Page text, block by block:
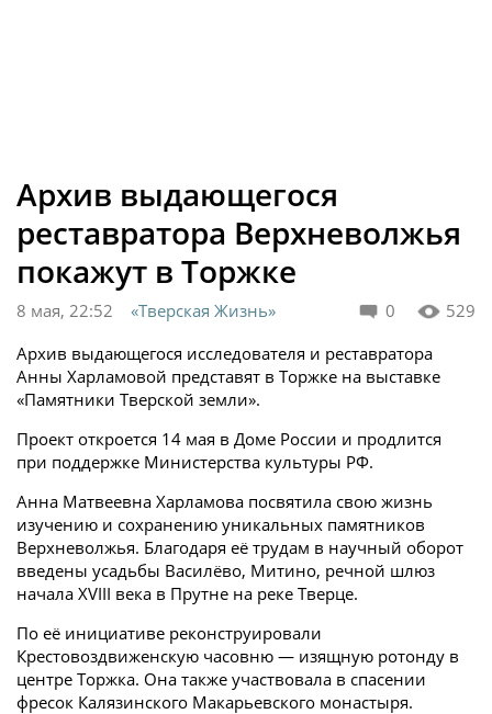
Архив выдающегося
реставратора Верхневолжья
покажут в Торжке
0 529
8 мая, 22:52
«Тверская Жизнь»
Архив выдающегося исследователя и реставратора
Анны Харламовой представят в Торжке на выставке
«Памятники Тверской земли».
Проект откроется 14 мая в Доме России и продлится
при поддержке Министерства культуры РФ.
Анна Матвеевна Харламова посвятила свою жизнь
изучению и сохранению уникальных памятников
Верхневолжья. Благодаря её трудам в научный оборот
введены усадьбы Василёво, Митино, речной шлюз
начала XVIII века в Прутне на реке Тверце.
По её инициативе реконструировали
Крестовоздвиженскую часовню — изящную ротонду в
центре Торжка. Она также участвовала в спасении
фресок Калязинского Макарьевского монастыря.